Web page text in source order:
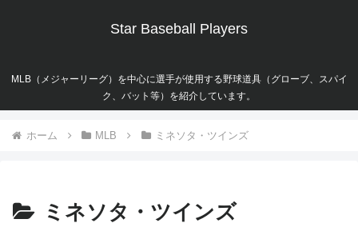
Star Baseball Players
MLB（メジャーリーグ）を中心に選手が使用する野球道具（グローブ、スパイ
ク、バット等）を紹介しています。
ホーム MLB ミネソタ・ツインズ
ミネソタ・ツインズ